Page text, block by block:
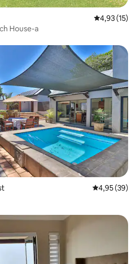
Átlagos
4,93 (15)
House-a
Átlagos
4,95 (39)